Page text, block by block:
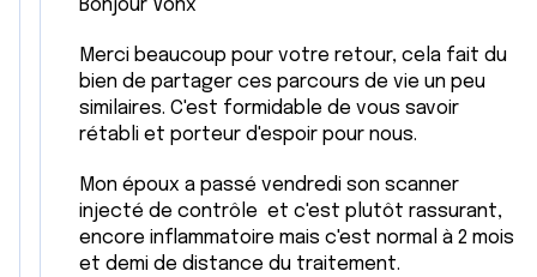
Bonjour Vonx
Merci beaucoup pour votre retour, cela fait du
bien de partager ces parcours de vie un peu
similaires. C'est formidable de vous savoir
rétabli et porteur d'espoir pour nous.
Mon époux a passé vendredi son scanner
injecté de contrôle et c'est plutôt rassurant,
encore inflammatoire mais c'est normal à 2 mois
et demi de distance du traitement.